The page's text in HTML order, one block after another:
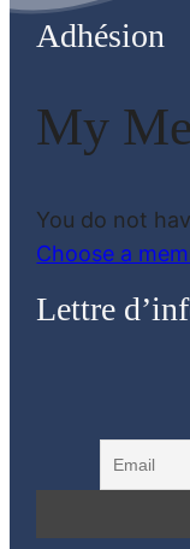
Adhésion
My
You do not
Choose a
Lettre